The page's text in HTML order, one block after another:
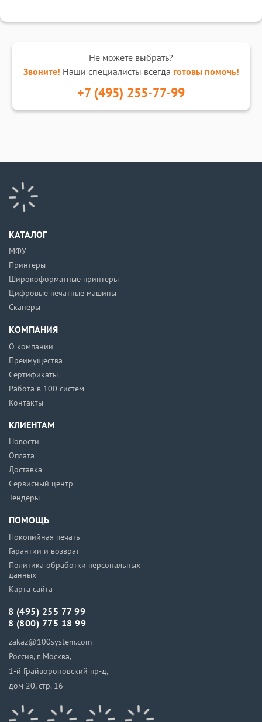
Не можете выбрать?
Звоните! Наши специалисты всегда готовы помочь!
+7 (495) 255-77-99
КАТАЛОГ
МФУ
Принтеры
Широкоформатные принтеры
Цифровые печатные машины
Сканеры
КОМПАНИЯ
О компании
Преимущества
Сертификаты
Работа в 100 систем
Контакты
КЛИЕНТАМ
Новости
Оплата
Доставка
Сервисный центр
Тендеры
ПОМОЩЬ
Покопийная печать
Гарантии и возврат
Политика обработки персональных
данных
Карта сайта
8 (495) 255 77 99
8 (800) 775 18 99
zakaz@100system.com
Россия, г. Москва,
1-й Грайвороновский пр-д,
дом 20, стр. 16